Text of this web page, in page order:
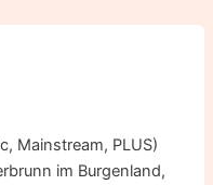
Mainstream, PLUS)
im Burgenland,